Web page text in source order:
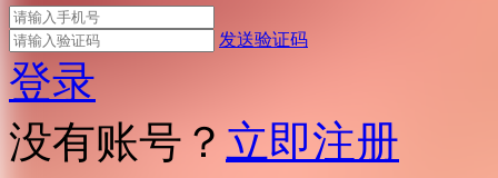
发送验证码
登录
没有账号？ 立即注册